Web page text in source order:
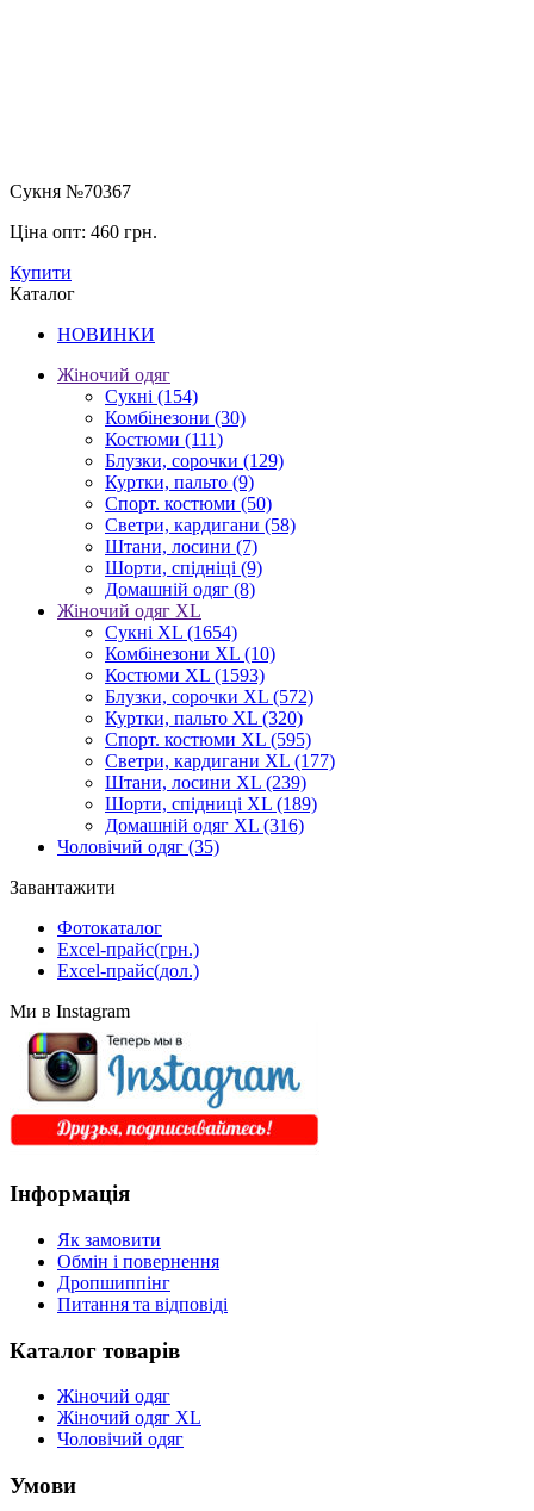
Сукня №70367
Ціна опт: 460 грн.
Купити
Каталог
НОВИНКИ
Жіночий одяг
Сукні (154)
Комбінезони (30)
Костюми (111)
Блузки, сорочки (129)
Куртки, пальто (9)
Спорт. костюми (50)
Светри, кардигани (58)
Штани, лосини (7)
Шорти, спідніці (9)
Домашній одяг (8)
Жіночий одяг XL
Cукні XL (1654)
Комбінезони XL (10)
Костюми XL (1593)
Блузки, сорочки XL (572)
Куртки, пальто XL (320)
Спорт. костюми XL (595)
Светри, кардигани XL (177)
Штани, лосини XL (239)
Шорти, спідниці XL (189)
Домашній одяг XL (316)
Чоловічий одяг (35)
Завантажити
Фотокаталог
Excel-прайс(грн.)
Excel-прайс(дол.)
Ми в Instagram
Інформація
Як замовити
Обмін і повернення
Дропшиппінг
Питання та відповіді
Каталог товарів
Жіночий одяг
Жіночий одяг XL
Чоловічий одяг
Умови